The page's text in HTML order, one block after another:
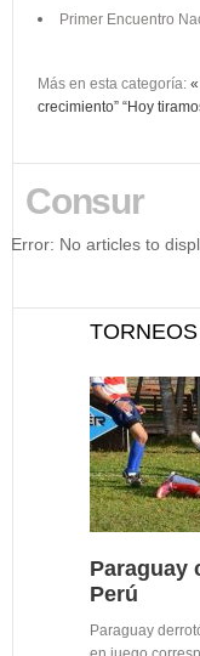
Primer Encuentro
Más en esta categoría:
crecimiento” “Hoy
Consur
Error: No articles to
TORNEOS
Paraguay
Perú
Paraguay